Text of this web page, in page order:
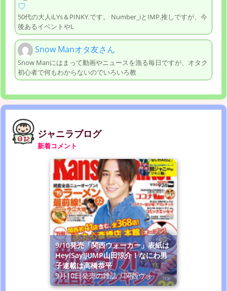
♡
50代の大人iLYs＆PINKY.です。 Number_iとIМP.推しですが、今
後あるイベントやL
Snow Manオタ友さん
Snow Manにはまって動画やニュースを漁る毎日ですが、オタク
初心者で何もわからないのでいろいろ教
ジャニラブログ
新着コメント
9/10発売「関西ウォーカー」表紙は
Hey!Say!JUMP山田涼介！なにわ男
子連載は高橋恭平
9月10日発売の雑誌「関西ウォ